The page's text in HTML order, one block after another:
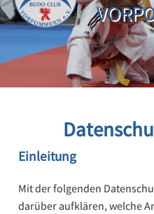
Einleitung
Mit der folgenden
darüber aufklären, welche